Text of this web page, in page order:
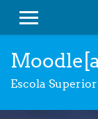
PAINEL LATERAL
Escola